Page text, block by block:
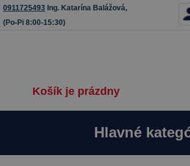
0911725493 Ing. Katarína Balážová,
(Po-Pi 8:00-15:30)
Košík je prázdny
Hlavné